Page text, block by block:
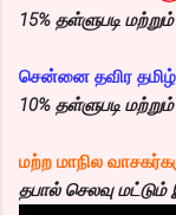
15% தள்ளுபடி
சென்னை தவிர
10% தள்ளுபடி
மற்ற மாநில
தபால் செலவு